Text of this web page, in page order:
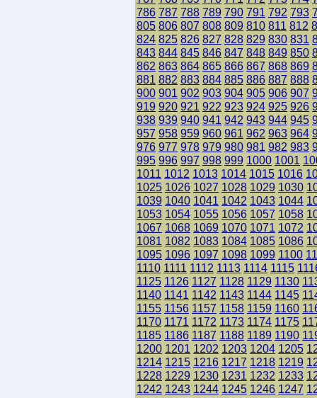
786 787 788 789 790 791 792 793
805 806 807 808 809 810 811 812
824 825 826 827 828 829 830 831
843 844 845 846 847 848 849 850
862 863 864 865 866 867 868 869
881 882 883 884 885 886 887 888
900 901 902 903 904 905 906 907
919 920 921 922 923 924 925 926
938 939 940 941 942 943 944 945
957 958 959 960 961 962 963 964
976 977 978 979 980 981 982 983
995 996 997 998 999 1000 1001
1011 1012 1013 1014 1015 1016
1025 1026 1027 1028 1029 1030
1039 1040 1041 1042 1043 1044
1053 1054 1055 1056 1057 1058
1067 1068 1069 1070 1071 1072
1081 1082 1083 1084 1085 1086
1095 1096 1097 1098 1099 1100
1110 1111 1112 1113 1114 1115
1125 1126 1127 1128 1129 1130
1140 1141 1142 1143 1144 1145
1155 1156 1157 1158 1159 1160
1170 1171 1172 1173 1174 1175
1185 1186 1187 1188 1189 1190
1200 1201 1202 1203 1204 1205
1214 1215 1216 1217 1218 1219
1228 1229 1230 1231 1232 1233
1242 1243 1244 1245 1246 1247